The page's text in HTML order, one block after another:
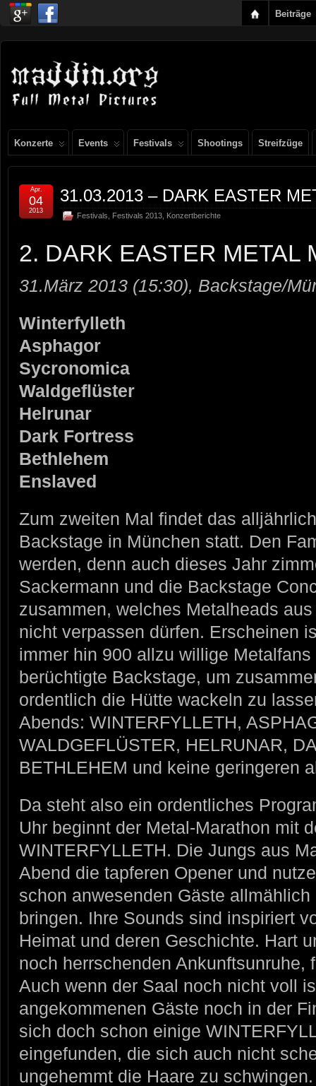
Beiträge
Konzerte Events Festivals Shootings Streifzüge
31.03.2013 – DARK EASTER
Festivals Festivals 2013 Konzertberichte
Apr.
04
2013
2. DARK EASTER METAL
31.März 2013 (15:30), Backstage/
Winterfylleth
Asphagor
Sycronomica
Waldgeflüster
Helrunar
Dark Fortress
Bethlehem
Enslaved
Zum zweiten Mal findet das
Backstage in München statt. Den
werden, denn auch dieses Jahr
Sackermann und die Backstage
zusammen, welches Metalheads
nicht verpassen dürfen. Erscheinen
immer hin 900 allzu willige
berüchtigte Backstage, um
ordentlich die Hütte wackeln zu
Abends: WINTERFYLLETH,
WALDGEFLÜSTER, HELRUNAR,
BETHLEHEM und keine geringeren
Da steht also ein ordentliches
Uhr beginnt der Metal-Marathon mit
WINTERFYLLETH. Die Jungs aus
Abend die tapferen Opener und
schon anwesenden Gäste
bringen. Ihre Sounds sind inspiriert
Heimat und deren Geschichte. Hart
noch herrschenden Ankunftsunruhe,
Auch wenn der Saal noch nicht voll
angekommenen Gäste noch in der
sich doch schon einige
eingefunden, die sich auch nicht
ungehemmt die Haare zu